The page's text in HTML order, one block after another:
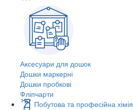
Аксесуари для дошок
Дошки маркерні
Дошки пробкові
Фліпчарти
Побутова та професійна хімія